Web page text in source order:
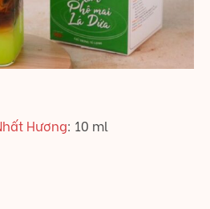
Hương: 10 ml